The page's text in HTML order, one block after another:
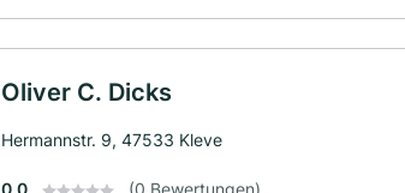
Oliver C. Dicks
Hermannstr. 9, 47533 Kleve
0.0 (0 Bewertungen)